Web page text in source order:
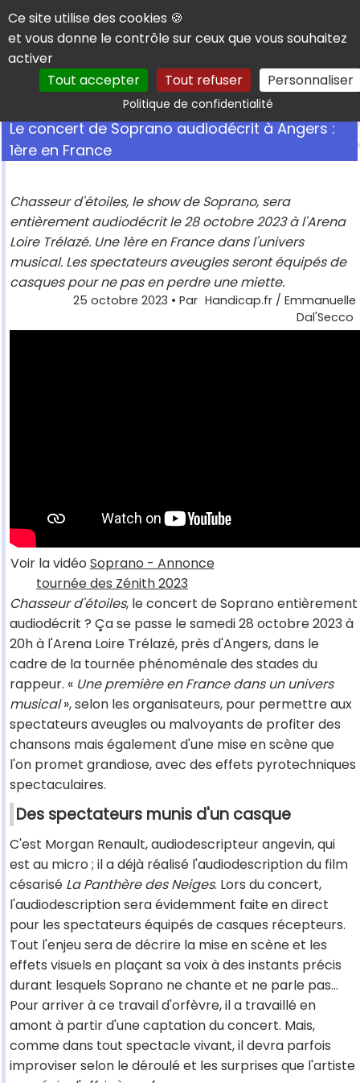
Panneau de gestion des cookies
Ce site utilise des cookies 🍪
et vous donne le contrôle sur ceux que vous souhaitez
activer
Tout accepter
Tout refuser Personnaliser
Politique de confidentialitéRechercher
Le concert de Soprano audiodécrit à Angers :
1ère en France
Chasseur d'étoiles, le show de Soprano, sera
entièrement audiodécrit le 28 octobre 2023 à l'Arena
Loire Trélazé. Une 1ère en France dans l'univers
musical. Les spectateurs aveugles seront équipés de
casques pour ne pas en perdre une miette.
25 octobre 2023 • Par Handicap.fr / Emmanuelle
Dal'Secco
Voir la vidéo Soprano - Annonce
tournée des Zénith 2023
Chasseur d'étoiles, le concert de Soprano entièrement
audiodécrit ? Ça se passe le samedi 28 octobre 2023 à
20h à l'Arena Loire Trélazé, près d'Angers, dans le
cadre de la tournée phénoménale des stades du
rappeur. « Une première en France dans un univers
musical», selon les organisateurs, pour permettre aux
spectateurs aveugles ou malvoyants de profiter des
chansons mais également d'une mise en scène que
l'on promet grandiose, avec des effets pyrotechniques
spectaculaires.
Des spectateurs munis d'un casque
C'est Morgan Renault, audiodescripteur angevin, qui
est au micro ; il a déjà réalisé l'audiodescription du film
césarisé La Panthère des Neiges. Lors du concert,
l'audiodescription sera évidemment faite en direct
pour les spectateurs équipés de casques récepteurs.
Tout l'enjeu sera de décrire la mise en scène et les
effets visuels en plaçant sa voix à des instants précis
durant lesquels Soprano ne chante et ne parle pas…
Pour arriver à ce travail d'orfèvre, il a travaillé en
amont à partir d'une captation du concert. Mais,
comme dans tout spectacle vivant, il devra parfois
improviser selon le déroulé et les surprises que l'artiste